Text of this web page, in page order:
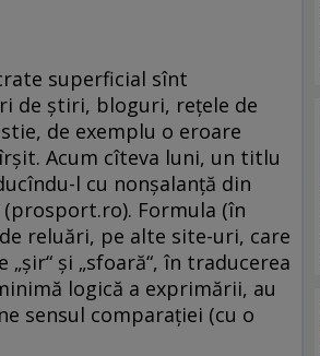
superficial sînt
de ştiri, bloguri, reţele de
de exemplu o eroare
Acum cîteva luni, un titlu
l cu nonşalanţă din
(prosport.ro). Formula (în
reluări, pe alte site-uri, care
şi „sfoară“, în traducerea
logică a exprimării, au
sensul comparaţiei (cu o